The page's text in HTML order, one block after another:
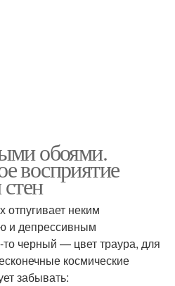
обоями.
восприятие
отпугивает неким
и депрессивным
черный — цвет траура, для
космические
забывать: